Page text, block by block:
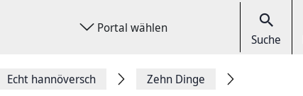
Portal wählen
Suche
Echt hannöversch Zehn Dinge